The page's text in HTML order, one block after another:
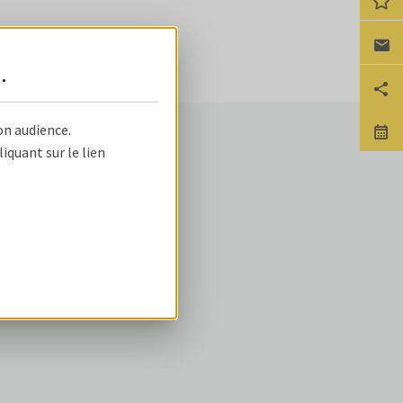
NOS OFFRES
.
audience.
sur le lien